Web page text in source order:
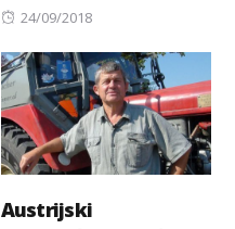
Posted
24/09/2018
Austrijski